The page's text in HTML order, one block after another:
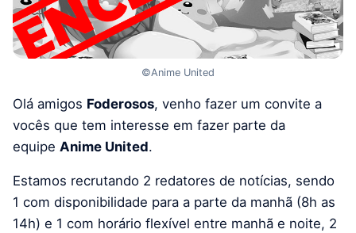
©Anime United
Olá amigos Foderosos, venho fazer um convite a
vocês que tem interesse em fazer parte da
equipe Anime United.
Estamos recrutando 2 redatores de notícias, sendo
1 com disponibilidade para a parte da manhã (8h as
14h) e 1 com horário flexível entre manhã e noite, 2